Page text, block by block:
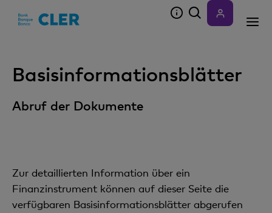
Basisinformationsblätter
Abruf der Dokumente
Zur detaillierten Information über ein
Finanzinstrument können auf dieser Seite die
verfügbaren Basisinformationsblätter abgerufen